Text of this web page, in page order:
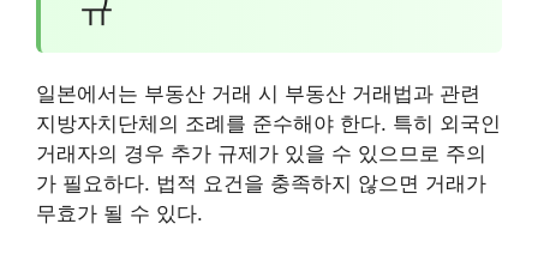
일본에서는 부동산 거래 시 부동산 거래법과 관련
지방자치단체의 조례를 준수해야 한다. 특히 외국인
거래자의 경우 추가 규제가 있을 수 있으므로 주의
가 필요하다. 법적 요건을 충족하지 않으면 거래가
무효가 될 수 있다.